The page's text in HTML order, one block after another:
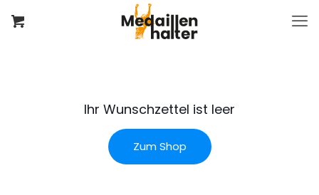
Ihr Wunschzettel ist leer
Zum Shop